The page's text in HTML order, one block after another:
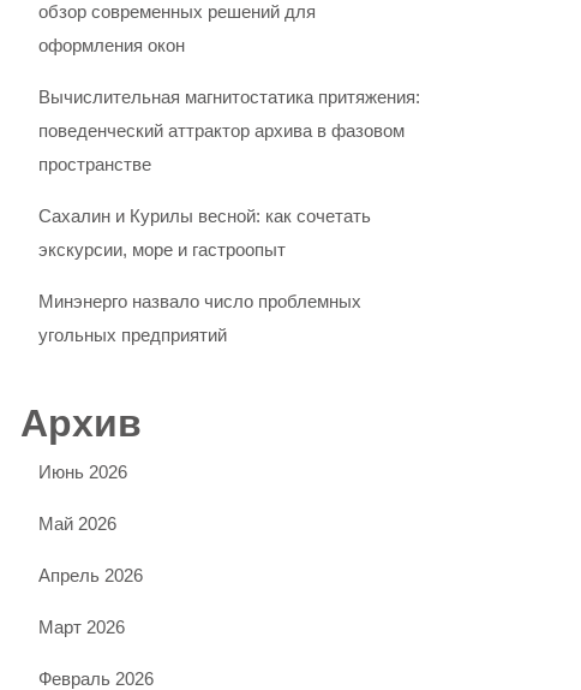
обзор современных решений для
оформления окон
Вычислительная магнитостатика притяжения:
поведенческий аттрактор архива в фазовом
пространстве
Сахалин и Курилы весной: как сочетать
экскурсии, море и гастроопыт
Минэнерго назвало число проблемных
угольных предприятий
Архив
Июнь 2026
Май 2026
Апрель 2026
Март 2026
Февраль 2026